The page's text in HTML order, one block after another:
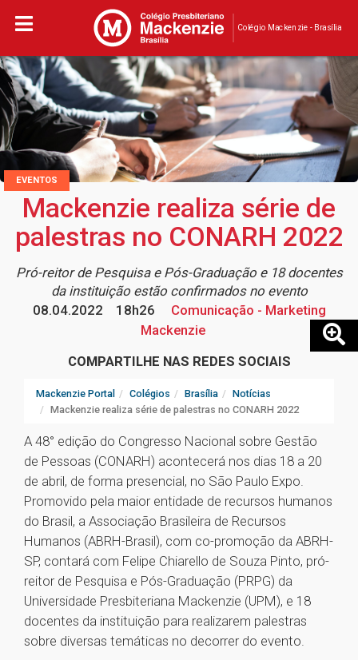
Colégio Mackenzie - Brasília
EVENTOS
Mackenzie realiza série de
palestras no CONARH 2022
Pró-reitor de Pesquisa e Pós-Graduação e 18 docentes
da instituição estão confirmados no evento
08.04.2022
18h26
Comunicação - Marketing
Mackenzie
COMPARTILHE NAS REDES SOCIAIS
Mackenzie Portal Colégios Brasília
Notícias
Mackenzie realiza série de palestras no CONARH 2022
A 48° edição do Congresso Nacional sobre Gestão
de Pessoas (CONARH) acontecerá nos dias 18 a 20
de abril, de forma presencial, no São Paulo Expo.
Promovido pela maior entidade de recursos humanos
do Brasil, a Associação Brasileira de Recursos
Humanos (ABRH-Brasil), com co-promoção da ABRH-
SP, contará com Felipe Chiarello de Souza Pinto, pró-
reitor de Pesquisa e Pós-Graduação (PRPG) da
Universidade Presbiteriana Mackenzie (UPM), e 18
docentes da instituição para realizarem palestras
sobre diversas temáticas no decorrer do evento.